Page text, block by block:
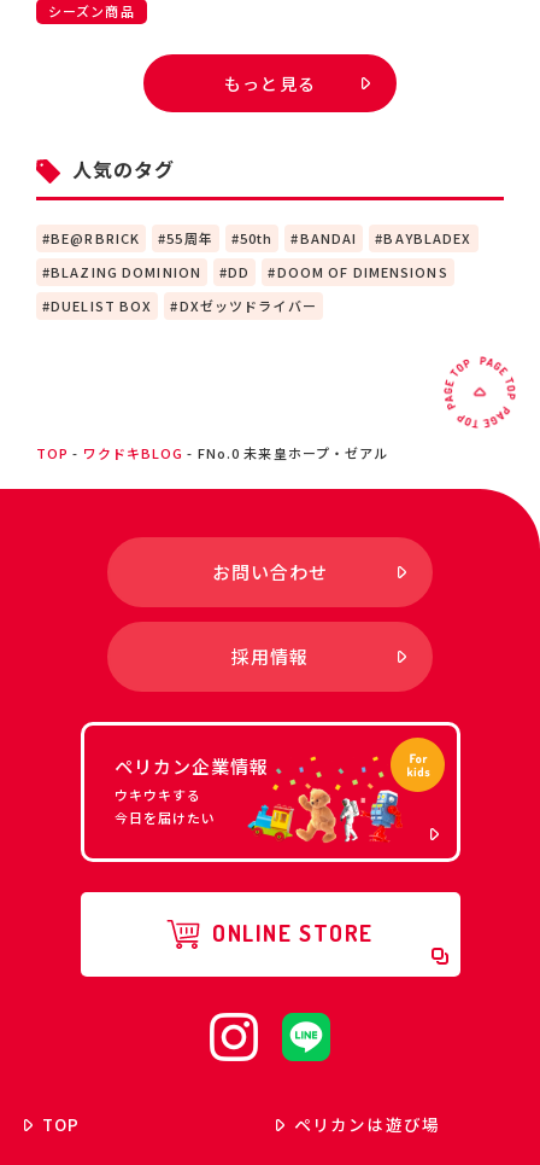
シーズン商品
もっと見る
人気のタグ
BE@RBRICK 55周年 50th BANDAI
BAYBLADEX
BLAZING DOMINION
DD
DOOM OF DIMENSIONS
DUELIST BOX
DXゼッツドライバー
TOP ワクドキBLOG FNo.0 未来皇ホープ・ゼアル
お問い合わせ
採用情報
ペリカン企業情報
ウキウキする
今日を届けたい
ONLINE STORE
TOP ペリカンは遊び場